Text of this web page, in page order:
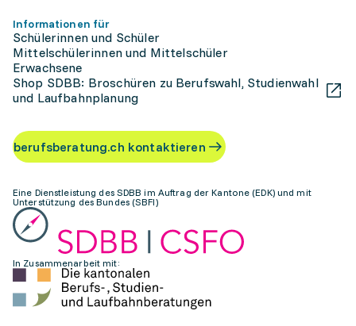
Informationen für
Schülerinnen und Schüler
Mittelschülerinnen und Mittelschüler
Erwachsene
Shop SDBB: Broschüren zu Berufswahl, Studienwahl
und Laufbahnplanung
berufsberatung.ch kontaktieren
Eine Dienstleistung des SDBB im Auftrag der Kantone (EDK) und mit
Unterstützung des Bundes (SBFI)
In Zusammenarbeit mit: